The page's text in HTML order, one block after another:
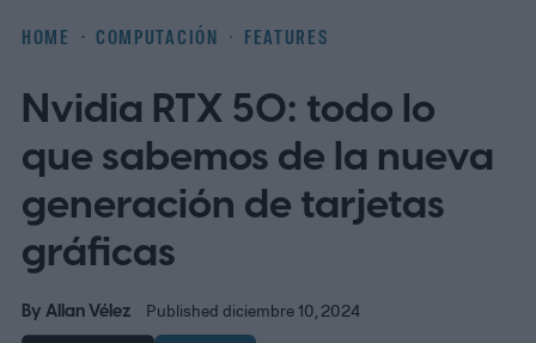
HOME COMPUTACIÓN FEATURES
Nvidia RTX 50: todo lo
que sabemos de la nueva
generación de tarjetas
gráficas
ByAllan Vélez Published diciembre 10, 2024